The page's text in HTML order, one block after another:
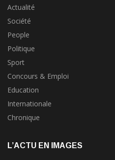
Actualité
Société
People
Politique
Sport
Concours & Emploi
Education
Internationale
Chronique
L’ACTU EN IMAGES